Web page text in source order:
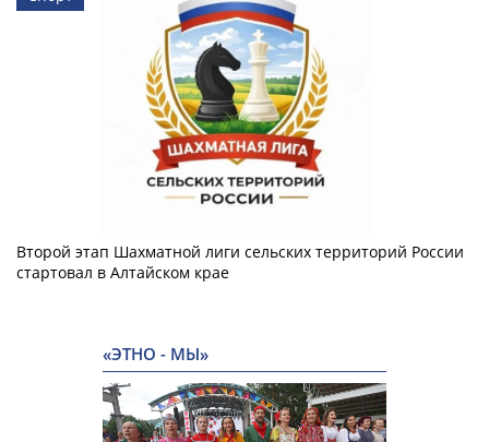
Второй этап Шахматной лиги сельских территорий России
стартовал в Алтайском крае
«ЭТНО - МЫ»